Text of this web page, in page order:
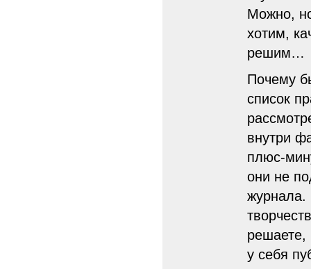
Можно,
хотим,
решим…
Почему
список
внутри
плюс-
они не
журнала.
у себя